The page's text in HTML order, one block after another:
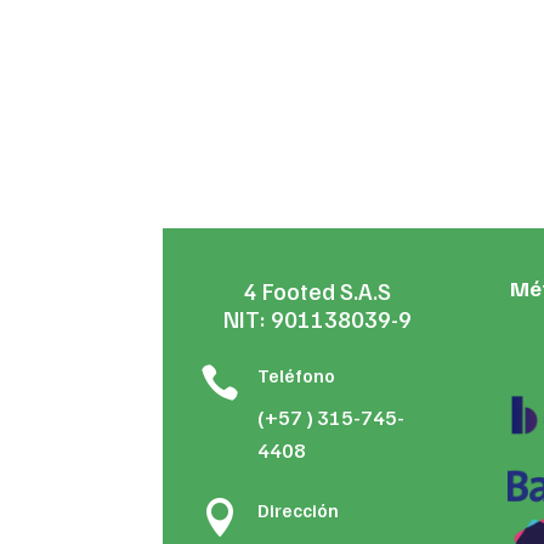
4 Footed S.A.S
NIT: 901138039-9
 Teléfono
(+57 ) 315-745-
4408
 Dirección